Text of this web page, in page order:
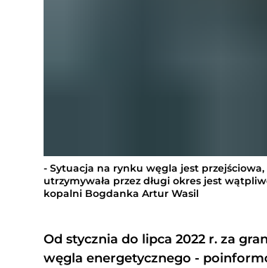
- Sytuacja na rynku węgla jest
utrzymywała przez długi okres jest
kopalni Bogdanka Artur Wasil
Od stycznia do lipca 2022 r. za
węgla energetycznego -